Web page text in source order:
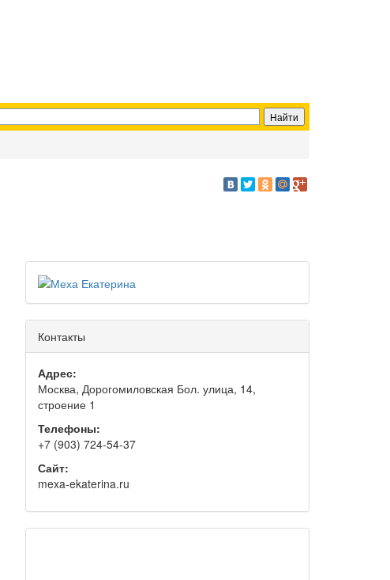
Контакты
Адрес:
Москва, Дорогомиловская Бол. улица, 14,
строение 1
Телефоны:
+7 (903) 724-54-37
Сайт:
mexa-ekaterina.ru